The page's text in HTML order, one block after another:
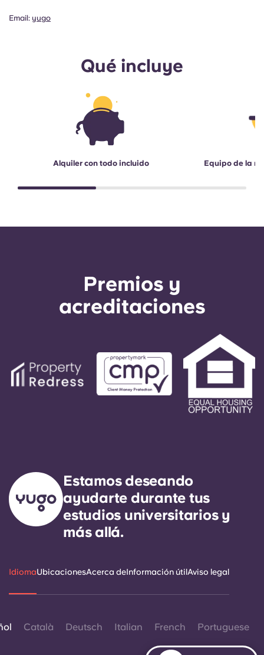
Email: yugo
Qué incluye
Alquiler con todo incluido
Equipo de la
Premios y
acreditaciones
Estamos deseando
ayudarte durante tus
estudios universitarios y
más allá.
IdiomaUbicacionesAcerca deInformación útilAviso legal
Català Deutsch Italian French Portuguese